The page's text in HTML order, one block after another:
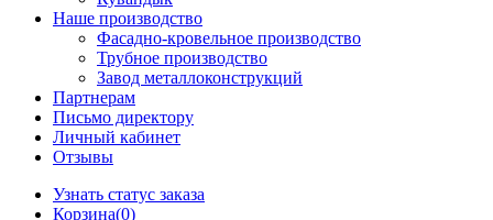
Наше производство
Фасадно-кровельное производство
Трубное производство
Завод металлоконструкций
Партнерам
Письмо директору
Личный кабинет
Отзывы
Узнать статус заказа
Корзина(0)